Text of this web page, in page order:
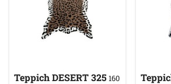
Teppich DESERT 325 160